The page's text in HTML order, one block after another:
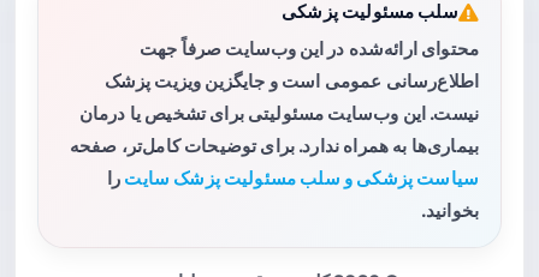
سلب مسئولیت پزشکی
محتوای ارائه‌شده در این وب‌سایت صرفاً جهت
اطلاع‌رسانی عمومی است و جایگزین ویزیت پزشک
نیست. این وب‌سایت مسئولیتی برای تشخیص یا درمان
بیماری‌ها به همراه ندارد. برای توضیحات کامل‌تر، صفحه
سیاست پزشکی و سلب مسئولیت پزشک سایت را
بخوانید.